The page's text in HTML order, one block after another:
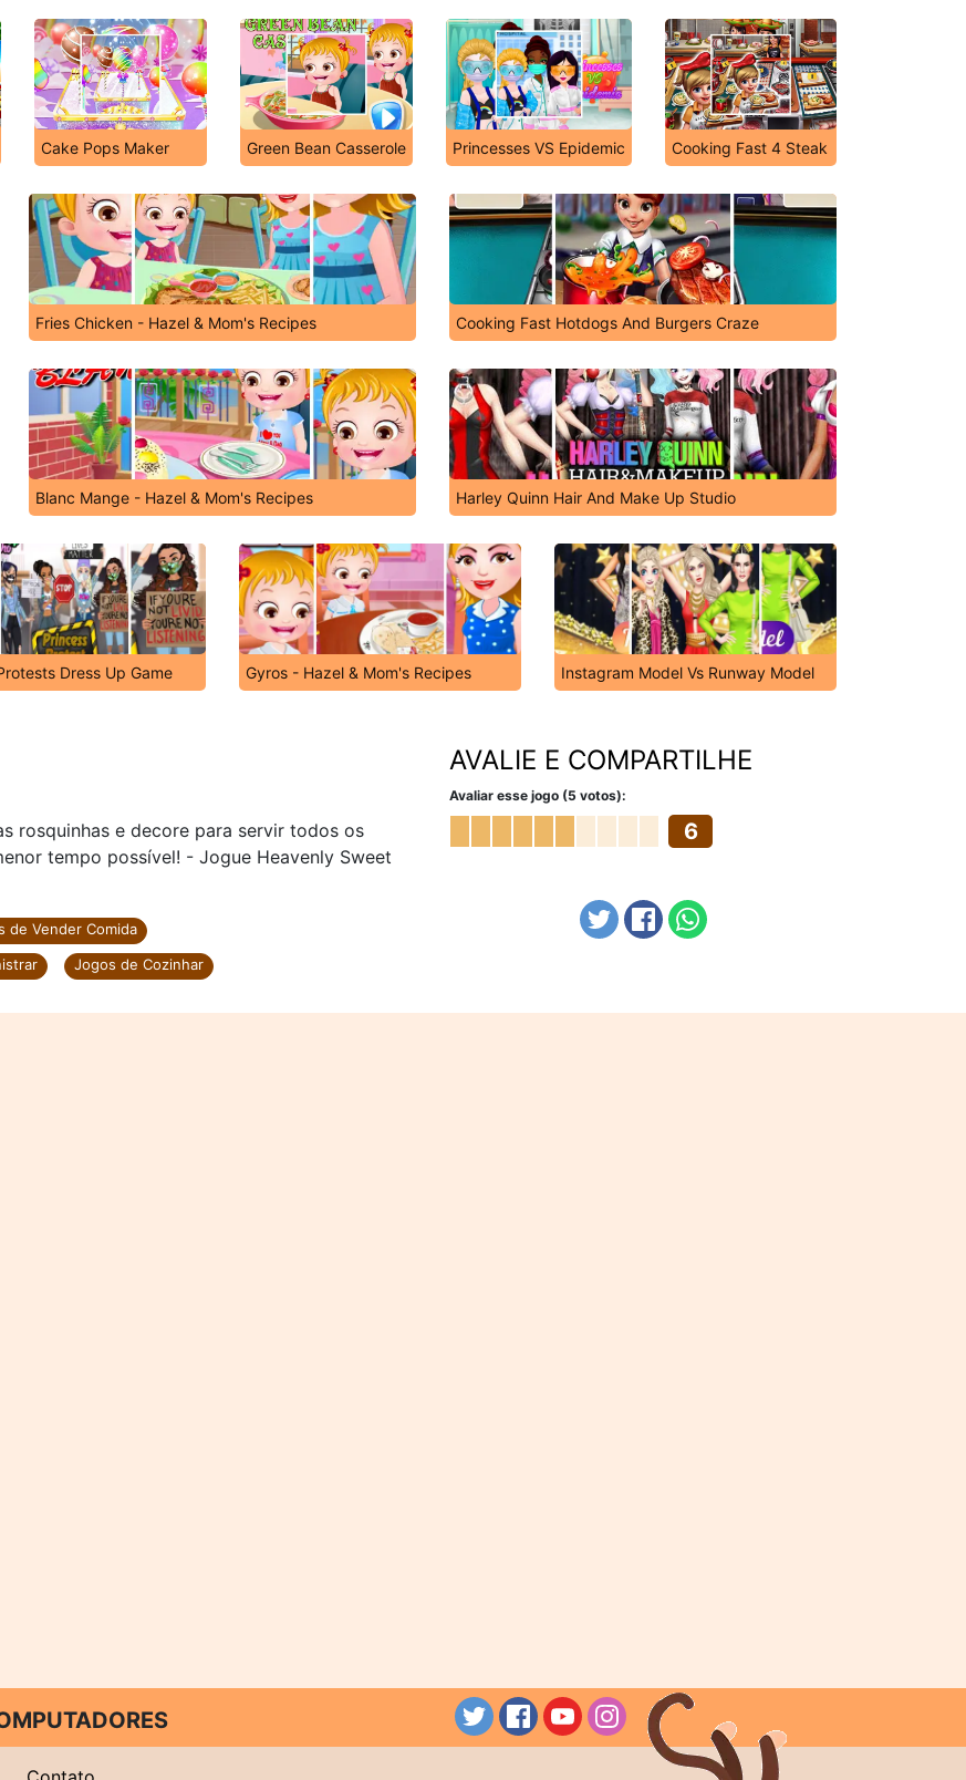
Cake Pops Maker Green Bean Casserole Princesses VS Epidemic Cooking Fast 4 Steak
Fries Chicken - Hazel & Mom's Recipes Cooking Fast Hotdogs And Burgers Craze
Blanc Mange - Hazel & Mom's Recipes Harley Quinn Hair And Make Up Studio
Dress Up Game Gyros - Hazel & Mom's Recipes Instagram Model Vs Runway Model
rosquinhas e decore para servir todos os
tempo possível! - Jogue Heavenly Sweet
de Vender Comida
Jogos de Cozinhar
AVALIE E COMPARTILHE
Avaliar esse jogo (5 votos):
6